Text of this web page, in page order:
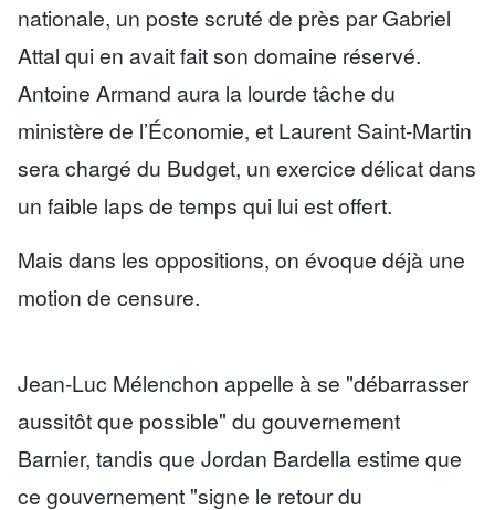
nationale, un poste scruté de près par Gabriel
Attal qui en avait fait son domaine réservé.
Antoine Armand aura la lourde tâche du
ministère de l’Économie, et Laurent Saint-Martin
sera chargé du Budget, un exercice délicat dans
un faible laps de temps qui lui est offert.
Mais dans les oppositions, on évoque déjà une
motion de censure.
Jean-Luc Mélenchon appelle à se "débarrasser
aussitôt que possible" du gouvernement
Barnier, tandis que Jordan Bardella estime que
ce gouvernement "signe le retour du